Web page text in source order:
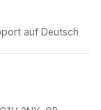
auf Deutsch